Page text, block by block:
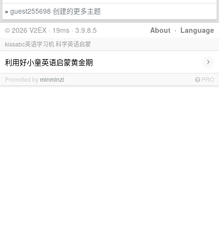
» guest255698 创建的更多主题
About · Language
© 2026 V2EX · 19ms · 3.9.8.5
kissabc英语学习机 科学英语启蒙
利用好小童英语启蒙黄金期 ›
Promoted by minminzi PRO